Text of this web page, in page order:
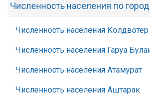
Численность населения по
Численность населения Колдвотер
Численность населения Гаруа
Численность населения Атамурат
Численность населения Аштарак